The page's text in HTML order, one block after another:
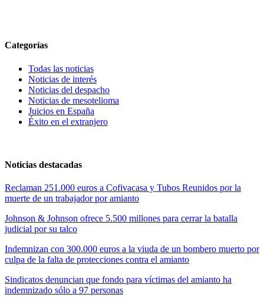
Categorías
Todas las noticias
Noticias de interés
Noticias del despacho
Noticias de mesotelioma
Juicios en España
Éxito en el extranjero
Noticias destacadas
Reclaman 251.000 euros a Cofivacasa y Tubos Reunidos por la
muerte de un trabajador por amianto
Johnson & Johnson ofrece 5.500 millones para cerrar la batalla
judicial por su talco
Indemnizan con 300.000 euros a la viuda de un bombero muerto por
culpa de la falta de protecciones contra el amianto
Sindicatos denuncian que fondo para víctimas del amianto ha
indemnizado sólo a 97 personas